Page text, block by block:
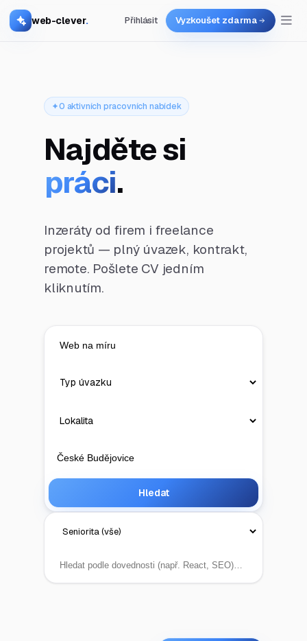
web-clever. Přihlásit Vyzkoušet zdarma
0 aktivních pracovních nabídek
Najděte si
práci.
Inzeráty od firem i freelance
projektů — plný úvazek, kontrakt,
remote. Pošlete CV jedním
kliknutím.
Hledat